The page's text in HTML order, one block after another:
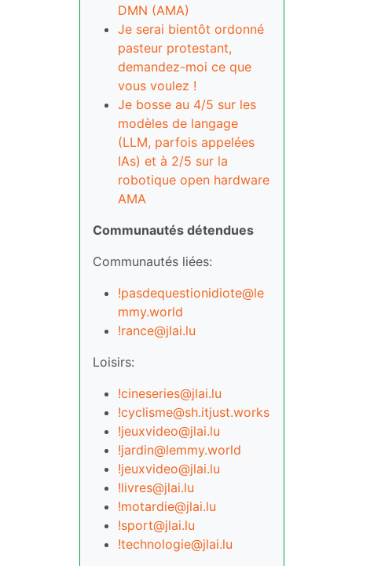
DMN (AMA)
Je serai bientôt ordonné
pasteur protestant,
demandez-moi ce que
vous voulez !
Je bosse au 4/5 sur les
modèles de langage
(LLM, parfois appelées
IAs) et à 2/5 sur la
robotique open hardware
AMA
Communautés détendues
Communautés liées:
!pasdequestionidiote@le
mmy.world
!rance@jlai.lu
Loisirs:
!cineseries@jlai.lu
!cyclisme@sh.itjust.works
!jeuxvideo@jlai.lu
!jardin@lemmy.world
!jeuxvideo@jlai.lu
!livres@jlai.lu
!motardie@jlai.lu
!sport@jlai.lu
!technologie@jlai.lu